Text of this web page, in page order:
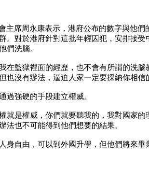
席周永康表示，港府公布的數字與他們
對於港府針對這批年輕囚犯，安排接
們洗腦。
在監獄裡面的經歷，也不會有所謂的洗
沒有辦法，逼迫人家一定要採納你相信
過強硬的手段建立權威。
是權威，你們就要聽我的，我對國家
也不可能得到他們想要的結果。
自由，可以到外國升學，但他們將來